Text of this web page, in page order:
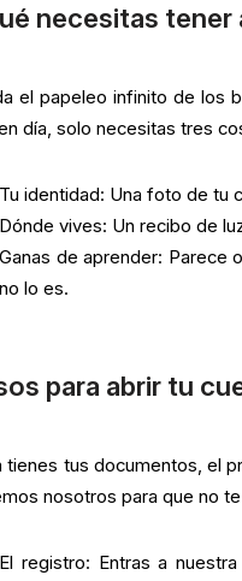
necesitas tener
el papeleo infinito de los
día, solo necesitas tres
Tu identidad: Una foto de tu
Dónde vives: Un recibo de
Ganas de aprender: Parece
no lo es.
para abrir tu
tienes tus documentos, el
nosotros para que no
El registro: Entras a